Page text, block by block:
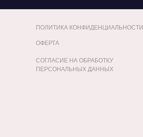
ПОЛИТИКА КОНФИДЕНЦИАЛЬНОСТИ
ОФЕРТА
СОГЛАСИЕ НА ОБРАБОТКУ
ПЕРСОНАЛЬНЫХ ДАННЫХ